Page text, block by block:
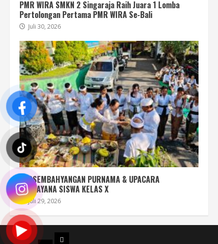
PMR WIRA SMKN 2 Singaraja Raih Juara 1 Lomba
Pertolongan Pertama PMR WIRA Se-Bali
Juli 30, 2026
PERSEMBAHYANGAN PURNAMA & UPACARA
UPANAYANA SISWA KELAS X
Juli 29, 2026
PROFIL